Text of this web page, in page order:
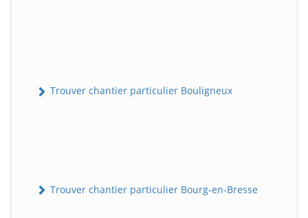
Trouver chantier particulier Bouligneux
Trouver chantier particulier Bourg-en-Bresse